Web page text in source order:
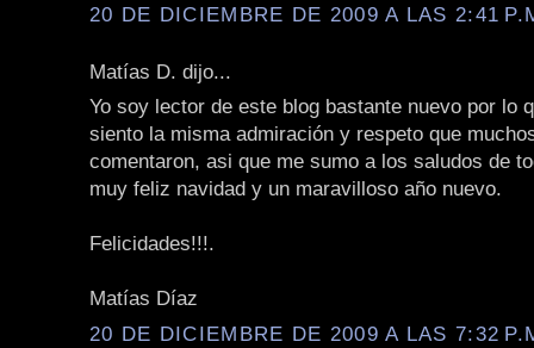
20 DE DICIEMBRE DE 2009 A LAS 2:41
Matías D. dijo...
Yo soy lector de este blog bastante nuevo por lo
siento la misma admiración y respeto que
comentaron, asi que me sumo a los saludos de
muy feliz navidad y un maravilloso año nuevo.
Felicidades!!!.
Matías Díaz
20 DE DICIEMBRE DE 2009 A LAS 7:32